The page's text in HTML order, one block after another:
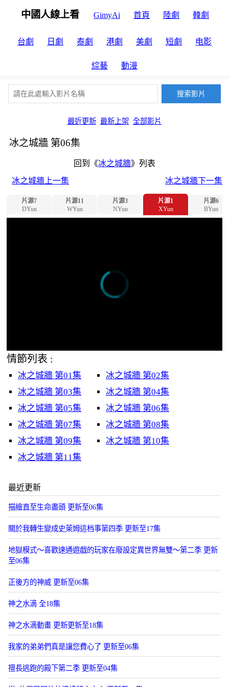
中國人線上看 GimyAi 首頁 陸劇 韓劇
台劇 日劇 泰劇 港劇 美劇 短劇 电影
綜藝 動漫
最近更新 最新上架 全部影片
冰之城牆 第06集
回到《冰之城牆》列表
冰之城牆上一集
冰之城牆下一集
片源7
DYun
片源11
WYun
片源3
NYun
片源1
XYun
片源6
BYun
情節列表 :
冰之城牆 第01集
冰之城牆 第02集
冰之城牆 第03集
冰之城牆 第04集
冰之城牆 第05集
冰之城牆 第06集
冰之城牆 第07集
冰之城牆 第08集
冰之城牆 第09集
冰之城牆 第10集
冰之城牆 第11集
最近更新
描繪直至生命盡頭 更新至06集
關於我轉生變成史萊姆這档事第四季 更新至17集
地獄模式～喜歡速通遊戯的玩家在廢設定異世界無雙～第二季 更新
至06集
正後方的神威 更新至06集
神之水滴 全18集
神之水滴動畫 更新更新至18集
我家的弟弟們真是讓您費心了 更新至06集
擅長逃跑的殿下第二季 更新至04集